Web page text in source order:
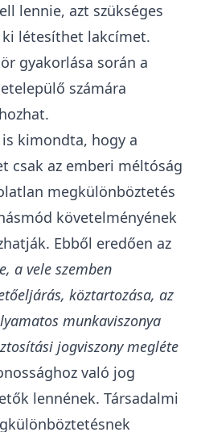
lennie, azt szükséges
létesíthet lakcímet.
gyakorlása során a
számára
kimondta, hogy a
csak az emberi méltóság
megkülönböztetés
követelményének
Ebből eredően az
a vele szemben
köztartozása, az
munkaviszonya
jogviszony megléte
való jog
lennének. Társadalmi